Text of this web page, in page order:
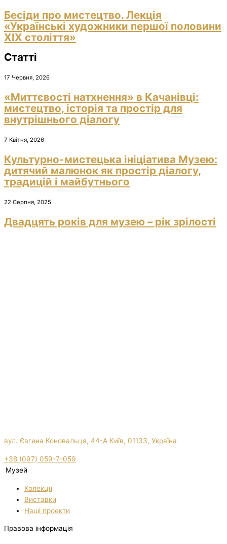
Бесіди про мистецтво. Лекція
«Українські художники першої половини
ХІХ століття»
Статті
17 Червня, 2026
«Миттєвості натхнення» в Качанівці:
мистецтво, історія та простір для
внутрішнього діалогу
7 Квітня, 2026
Культурно-мистецька ініціатива Музею:
дитячий малюнок як простір діалогу,
традицій і майбутнього
22 Серпня, 2025
Двадцять років для музею – рік зрілості
вул. Євгена Коновальця, 44-А Київ, 01133, Україна
+38 (097) 059-7-059
Музей
Колекції
Виставки
Нашi проекти
Правова інформація